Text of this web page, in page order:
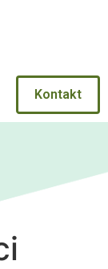
Kontakt